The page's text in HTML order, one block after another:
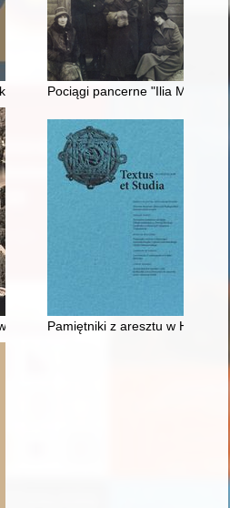
w Międzyrzeczu (1947-1960) : kapłan
Pociągi pancerne "Ilia
Zofii Lissy w świetle dokumentów
Pamiętniki z aresztu w